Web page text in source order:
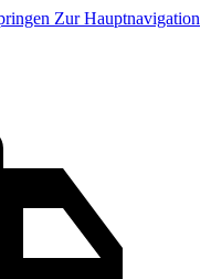
Zur Hauptnavigation